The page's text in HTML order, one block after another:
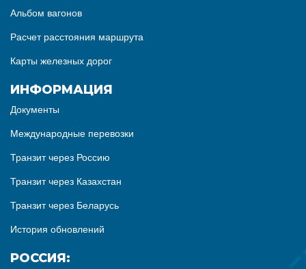
Альбом вагонов
Расчет расстояния маршрута
Карты железных дорог
ИНФОРМАЦИЯ
Документы
Международные перевозки
Транзит через Россию
Транзит через Казахстан
Транзит через Беларусь
История обновлений
РОССИЯ: